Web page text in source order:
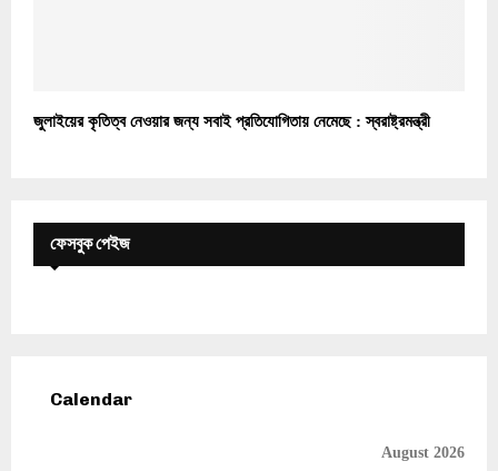
জুলাইয়ের কৃতিত্ব নেওয়ার জন্য সবাই প্রতিযোগিতায় নেমেছে : স্বরাষ্ট্রমন্ত্রী
ফেসবুক পেইজ
Calendar
August 2026